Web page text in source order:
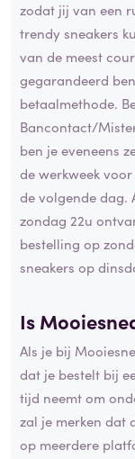
zodat jij van een
trendy sneakers
van de meest
gegarandeerd
betaalmethode.
Bancontact/
ben je eveneens
de werkweek
de volgende dag.
zondag 22u
bestelling op
sneakers op
Is
Als je bij
dat je bestelt bij
tijd neemt om
zal je merken dat
op meerdere